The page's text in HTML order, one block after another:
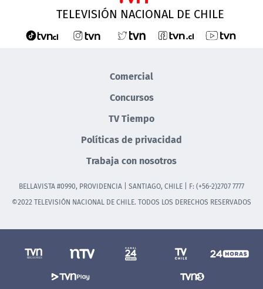
TELEVISIÓN NACIONAL DE CHILE
Comercial
Concursos
TV Tiempo
Políticas de privacidad
Trabaja con nosotros
BELLAVISTA #0990, PROVIDENCIA | SANTIAGO, CHILE | F: (+56-2)2707 7777
©2022 TELEVISIÓN NACIONAL DE CHILE. TODOS LOS DERECHOS RESERVADOS